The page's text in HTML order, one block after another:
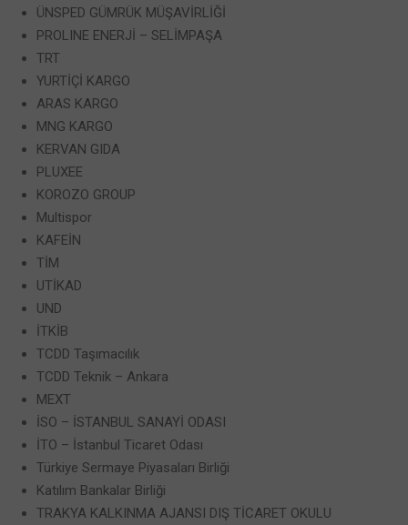
ÜNSPED GÜMRÜK MÜŞAVİRLİĞİ
PROLINE ENERJİ – SELİMPAŞA
TRT
YURTİÇİ KARGO
ARAS KARGO
MNG KARGO
KERVAN GIDA
PLUXEE
KOROZO GROUP
Multispor
KAFEİN
TİM
UTİKAD
UND
İTKİB
TCDD Taşımacılık
TCDD Teknik – Ankara
MEXT
İSO – İSTANBUL SANAYİ ODASI
İTO – İstanbul Ticaret Odası
Türkiye Sermaye Piyasaları Birliği
Katılım Bankalar Birliği
TRAKYA KALKINMA AJANSI DIŞ TİCARET OKULU